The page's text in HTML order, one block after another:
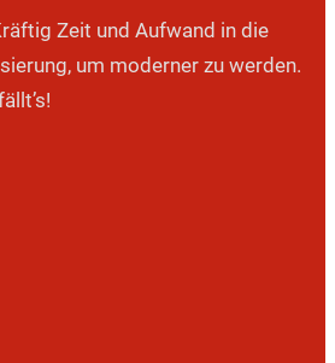
Zeit und Aufwand in die
um moderner zu werden.